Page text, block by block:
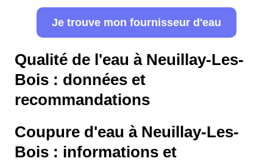
Je trouve mon fournisseur d'eau
Qualité de l'eau à Neuillay-Les-
Bois : données et
recommandations
Coupure d'eau à Neuillay-Les-
Bois : informations et